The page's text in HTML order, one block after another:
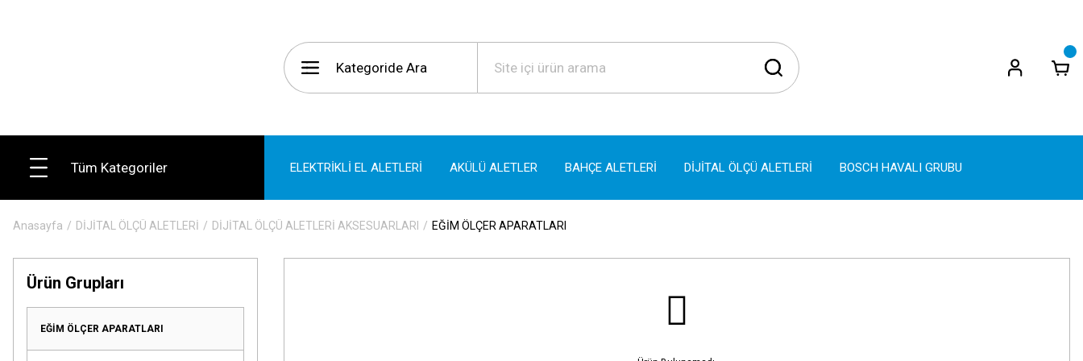
Tüm Kategoriler ELEKTRİKLİ EL ALETLERİ AKÜLÜ ALETLER BAHÇE ALETLERİ DİJİTAL ÖLÇÜ ALETLERİ BOSCH HAVALI GRUBU
Anasayfa DİJİTAL ÖLÇÜ ALETLERİ DİJİTAL ÖLÇÜ ALETLERİ AKSESUARLARI EĞİM ÖLÇER APARATLARI
Ürün Grupları
EĞİM ÖLÇER APARATLARI